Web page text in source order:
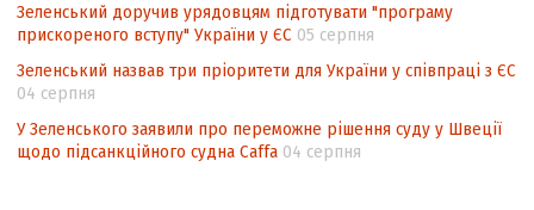
Зеленський доручив урядовцям підготувати "програму
прискореного вступу" України у ЄС 05 серпня
Зеленський назвав три пріоритети для України у співпраці з ЄС
04 серпня
У Зеленського заявили про переможне рішення суду у Швеції
щодо підсанкційного судна Caffa 04 серпня